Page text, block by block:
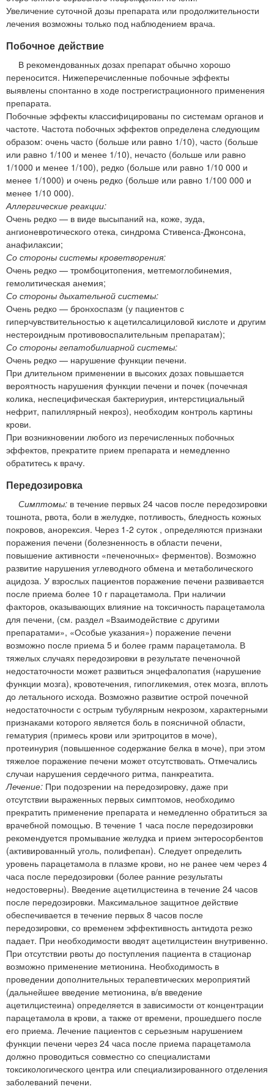
Увеличение суточной дозы препарата или продолжительности
лечения возможны только под наблюдением врача.
Побочное действие
В рекомендованных дозах препарат обычно хорошо
переносится. Нижеперечисленные побочные эффекты
выявлены спонтанно в ходе пострегистрационного применения
препарата.
Побочные эффекты классифицированы по системам органов и
частоте. Частота побочных эффектов определена следующим
образом: очень часто (больше или равно 1/10), часто (больше
или равно 1/100 и менее 1/10), нечасто (больше или равно
1/1000 и менее 1/100), редко (больше или равно 1/10 000 и
менее 1/1000) и очень редко (больше или равно 1/100 000 и
менее 1/10 000).
Аллергические реакции:
Очень редко — в виде высыпаний на, коже, зуда,
ангионевротического отека, синдрома Стивенса-Джонсона,
анафилаксии;
Со стороны системы кроветворения:
Очень редко — тромбоцитопения, метгемоглобинемия,
гемолитическая анемия;
Со стороны дыхательной системы:
Очень редко — бронхоспазм (у пациентов с
гиперчувствительностью к ацетилсалициловой кислоте и другим
нестероидным противовоспалительным препаратам);
Со стороны гепатобилиарной системы:
Очень редко — нарушение функции печени.
При длительном применении в высоких дозах повышается
вероятность нарушения функции печени и почек (почечная
колика, неспецифическая бактериурия, интерстициальный
нефрит, папиллярный некроз), необходим контроль картины
крови.
При возникновении любого из перечисленных побочных
эффектов, прекратите прием препарата и немедленно
обратитесь к врачу.
Передозировка
Симптомы: в течение первых 24 часов после передозировки
тошнота, рвота, боли в желудке, потливость, бледность кожных
покровов, анорексия. Через 1-2 суток , определяются признаки
поражения печени (болезненность в области печени,
повышение активности «печеночных» ферментов). Возможно
развитие нарушения углеводного обмена и метаболического
ацидоза. У взрослых пациентов поражение печени развивается
после приема более 10 г парацетамола. При наличии
факторов, оказывающих влияние на токсичность парацетамола
для печени, (см. раздел «Взаимодействие с другими
препаратами», «Особые указания») поражение печени
возможно после приема 5 и более грамм парацетамола. В
тяжелых случаях передозировки в результате печеночной
недостаточности может развиться энцефалопатия (нарушение
функции мозга), кровотечения, гипогликемия, отек мозга, вплоть
до летального исхода. Возможно развитие острой почечной
недостаточности с острым тубулярным некрозом, характерными
признаками которого является боль в поясничной области,
гематурия (примесь крови или эритроцитов в моче),
протеинурия (повышенное содержание белка в моче), при этом
тяжелое поражение печени может отсутствовать. Отмечались
случаи нарушения сердечного ритма, панкреатита.
Лечение: При подозрении на передозировку, даже при
отсутствии выраженных первых симптомов, необходимо
прекратить применение препарата и немедленно обратиться за
врачебной помощью. В течение 1 часа после передозировки
рекомендуется промывание желудка и прием энтеросорбентов
(активированный уголь, полифепан). Следует определить
уровень парацетамола в плазме крови, но не ранее чем через 4
часа после передозировки (более ранние результаты
недостоверны). Введение ацетилцистеина в течение 24 часов
после передозировки. Максимальное защитное действие
обеспечивается в течение первых 8 часов после
передозировки, со временем эффективность антидота резко
падает. При необходимости вводят ацетилцистеин внутривенно.
При отсутствии рвоты до поступления пациента в стационар
возможно применение метионина. Необходимость в
проведении дополнительных терапевтических мероприятий
(дальнейшее введение метионина, в/в введение
ацетилцистеина) определяется в зависимости от концентрации
парацетамола в крови, а также от времени, прошедшего после
его приема. Лечение пациентов с серьезным нарушением
функции печени через 24 часа после приема парацетамола
должно проводиться совместно со специалистами
токсикологического центра или специализированного отделения
заболеваний печени.